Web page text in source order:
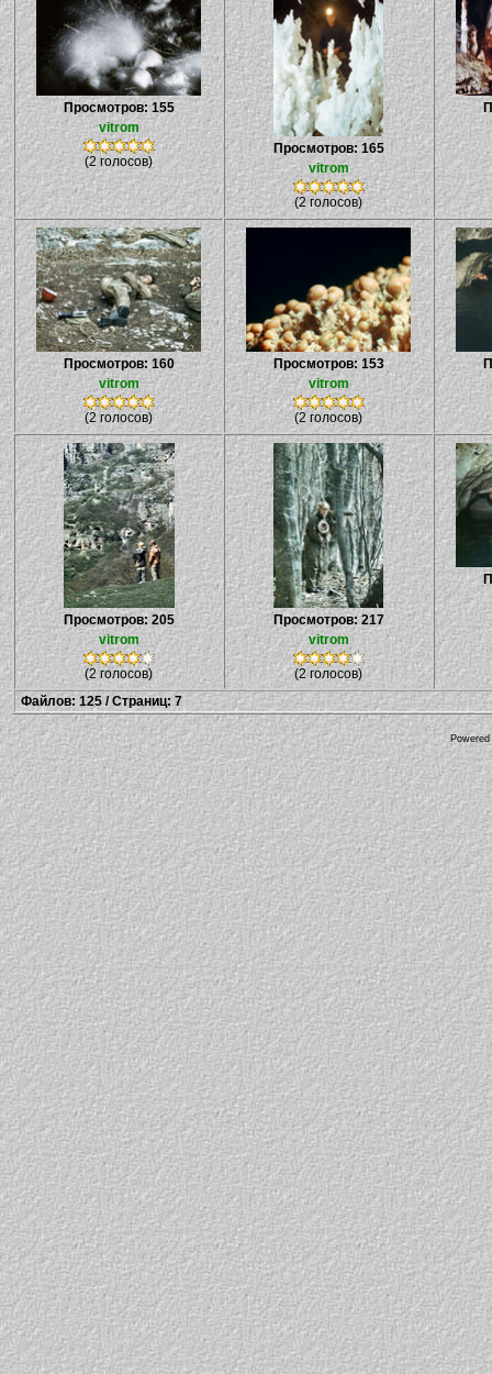
Просмотров: 155
vitrom
(2 голосов)
Просмотров: 165
vitrom
(2 голосов)
Просмотров: 160
vitrom
(2 голосов)
Просмотров: 153
vitrom
(2 голосов)
Просмотров: 205
vitrom
(2 голосов)
Просмотров: 217
vitrom
(2 голосов)
Файлов: 125 / Страниц: 7